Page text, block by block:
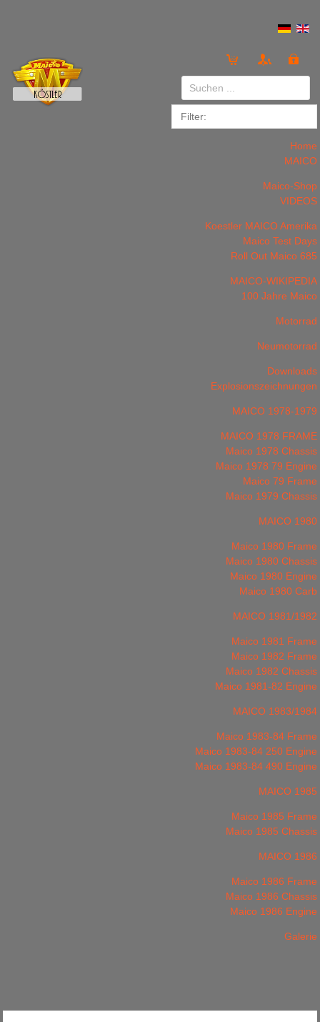
Home
MAICO
Maico-Shop
VIDEOS
Koestler MAICO Amerika
Maico Test Days
Roll Out Maico 685
MAICO-WIKIPEDIA
100 Jahre Maico
Motorrad
Neumotorrad
Downloads
Explosionszeichnungen
MAICO 1978-1979
MAICO 1978 FRAME
Maico 1978 Chassis
Maico 1978 79 Engine
Maico 79 Frame
Maico 1979 Chassis
MAICO 1980
Maico 1980 Frame
Maico 1980 Chassis
Maico 1980 Engine
Maico 1980 Carb
MAICO 1981/1982
Maico 1981 Frame
Maico 1982 Frame
Maico 1982 Chassis
Maico 1981-82 Engine
MAICO 1983/1984
Maico 1983-84 Frame
Maico 1983-84 250 Engine
Maico 1983-84 490 Engine
MAICO 1985
Maico 1985 Frame
Maico 1985 Chassis
MAICO 1986
Maico 1986 Frame
Maico 1986 Chassis
Maico 1986 Engine
Galerie
Anmelden